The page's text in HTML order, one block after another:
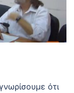
ότι